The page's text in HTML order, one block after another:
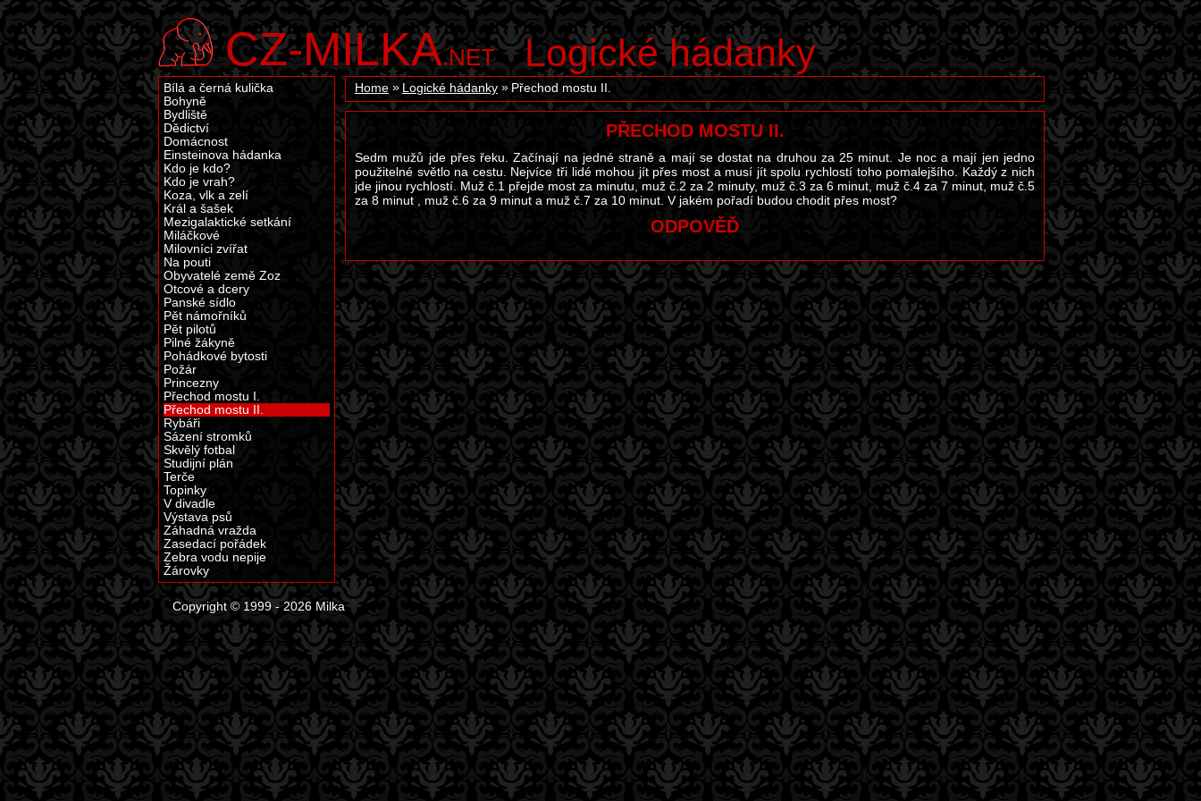
CZ-MILKA.NET Logické hádanky
Home Logické hádanky Přechod mostu II.
PŘECHOD MOSTU II.
Sedm mužů jde přes řeku. Začínají na jedné straně a mají se dostat na druhou za 25 minut. Je noc a mají jen jedno
použitelné světlo na cestu. Nejvíce tři lidé mohou jít přes most a musí jít spolu rychlostí toho pomalejšího. Každý z nich
jde jinou rychlostí. Muž č.1 přejde most za minutu, muž č.2 za 2 minuty, muž č.3 za 6 minut, muž č.4 za 7 minut, muž č.5
za 8 minut , muž č.6 za 9 minut a muž č.7 za 10 minut. V jakém pořadí budou chodit přes most?
ODPOVĚĎ
Bílá a černá kulička
Bohyně
Bydliště
Dědictví
Domácnost
Einsteinova hádanka
Kdo je kdo?
Kdo je vrah?
Koza, vlk a zelí
Král a šašek
Mezigalaktické setkání
Miláčkové
Milovníci zvířat
Na pouti
Obyvatelé země Zoz
Otcové a dcery
Panské sídlo
Pět námořníků
Pět pilotů
Pilné žákyně
Pohádkové bytosti
Požár
Princezny
Přechod mostu I.
Přechod mostu II.
Rybáři
Sázení stromků
Skvělý fotbal
Studijní plán
Terče
Topinky
V divadle
Výstava psů
Záhadná vražda
Zasedací pořádek
Zebra vodu nepije
Žárovky
Copyright © 1999 - 2026 Milka